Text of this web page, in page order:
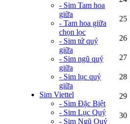
- Sim Tam hoa
giữa
- Tam hoa giữa
chọn lọc
- Sim tứ quý
giữa
- Sim ngũ quý
giữa
- Sim lục quý
giữa
Sim Viettel
- Sim Đặc Biệt
- Sim Lục Quý
- Sim Ngũ Quý
25
26
27
28
29
30